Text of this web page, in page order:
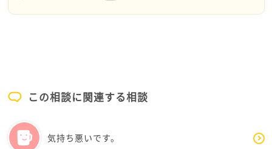
姪っ子さんは東京に来てまだ日が浅いのですよね。そ
て言ってるか解らないよ。お行儀悪いと思われてる
よ」
これでいかがでしょう。
この相談に関連する相談
気持ち悪いです。